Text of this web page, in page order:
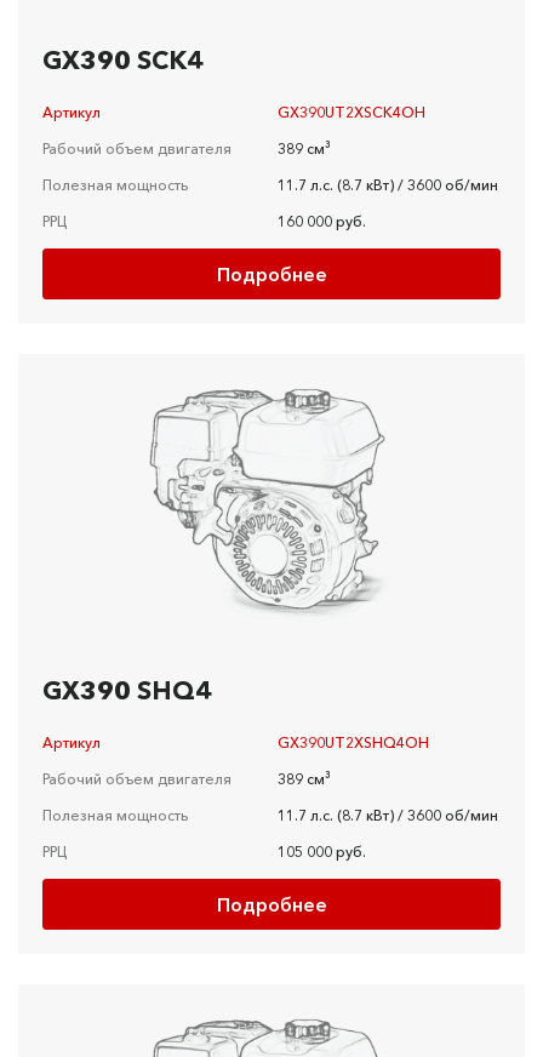
GX390 SCK4
Артикул
GX390UT2XSCK4OH
Рабочий объем двигателя
389 см³
Полезная мощность
11.7 л.с. (8.7 кВт) / 3600 об/мин
РРЦ
160 000 руб.
Подробнее
GX390 SHQ4
Артикул
GX390UT2XSHQ4OH
Рабочий объем двигателя
389 см³
Полезная мощность
11.7 л.с. (8.7 кВт) / 3600 об/мин
РРЦ
105 000 руб.
Подробнее